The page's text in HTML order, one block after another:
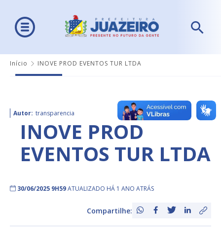
Início INOVE PROD EVENTOS TUR LTDA
Autor: transparencia
INOVE PROD
EVENTOS TUR LTDA
30/06/2025 9H59ATUALIZADO HÁ 1 ANO ATRÁS
Compartilhe: